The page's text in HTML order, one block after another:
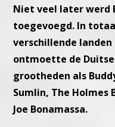
Niet veel later werd
toegevoegd. In
verschillende
ontmoette de
grootheden als
Sumlin, The Holmes
Joe Bonamassa.